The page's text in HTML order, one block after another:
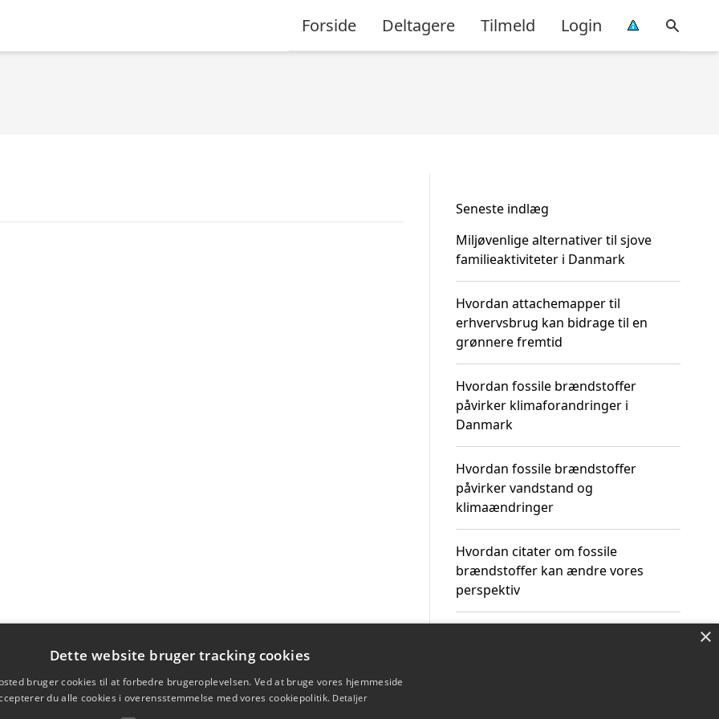
Forside Deltagere Tilmeld Login
Seneste indlæg
Miljøvenlige alternativer til sjove
familieaktiviteter i Danmark
Hvordan attachemapper til
erhvervsbrug kan bidrage til en
grønnere fremtid
Hvordan fossile brændstoffer
påvirker klimaforandringer i
Danmark
Hvordan fossile brændstoffer
påvirker vandstand og
klimaændringer
Hvordan citater om fossile
brændstoffer kan ændre vores
perspektiv
×
Dette website bruger tracking cookies
bruger cookies til at forbedre brugeroplevelsen. Ved at bruge vores hjemmeside
du alle cookies i overensstemmelse med vores cookiepolitik. Detaljer